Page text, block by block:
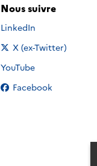
Nous suivre
Nous suivre sur
LinkedIn
Nous suivre sur
X (ex-Twitter)
Nous suivre sur
YouTube
Nous suivre sur
Facebook